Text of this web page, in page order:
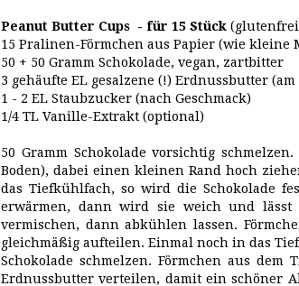
Peanut Butter Cups - für 15 Stück
15 Pralinen-Förmchen aus Papier (wie kleine
50 + 50 Gramm Schokolade, vegan, zartbitter
3 gehäufte EL gesalzene (!) Erdnussbutter
1 - 2 EL Staubzucker (nach Geschmack)
1/4 TL Vanille-Extrakt (optional)
50 Gramm Schokolade vorsichtig
Boden), dabei einen kleinen Rand hoch
das Tiefkühlfach, so wird die Schokolade
erwärmen, dann wird sie weich und
vermischen, dann abkühlen lassen.
gleichmäßig aufteilen. Einmal noch in das
Schokolade schmelzen. Förmchen aus
Erdnussbutter verteilen, damit ein schöner